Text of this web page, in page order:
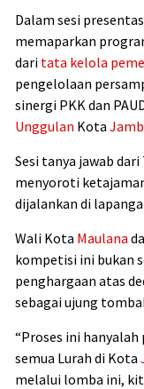
Dalam sesi
memaparkan
dari tata kelola
pengelolaan
sinergi PKK dan
Unggulan Kota
Sesi tanya jawab
menyoroti
dijalankan di
Wali Kota Maulana
kompetisi ini bukan
penghargaan atas
sebagai ujung
“Proses ini
semua Lurah di Kota
melalui lomba ini,